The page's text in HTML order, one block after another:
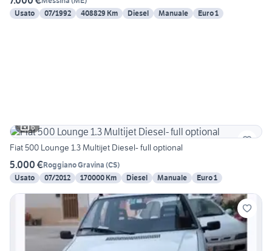
Usato
07/1992 408829 Km Diesel Manuale Euro 1
6
Fiat 500 Lounge 1.3 Multijet Diesel- full optional
5.000 €Roggiano Gravina (CS)
Usato
07/2012 170000 Km Diesel Manuale Euro 1